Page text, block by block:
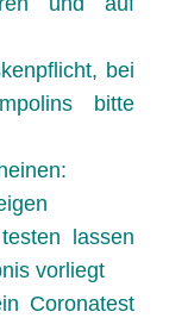
bei
bitte
lassen
vorliegt
Coronatest